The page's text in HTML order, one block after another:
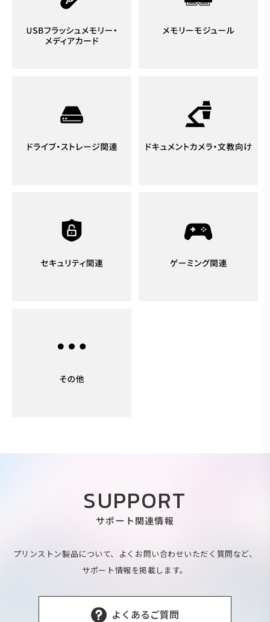
SUPPORT
サポート関連情報
プリンストン製品について、よくお問い合わせいただく質問など、
サポート情報を掲載します。
よくあるご質問